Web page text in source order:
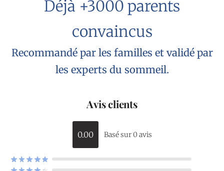
Déjà +3000 parents
convaincus
Recommandé par les familles et validé par
les experts du sommeil.
Avis clients
0.00 Basé sur 0 avis